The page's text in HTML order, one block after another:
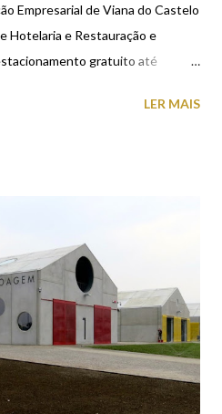
Empresarial de Viana do Castelo
Hotelaria e Restauração e
gratuito até
e domingos, durante
de estacionamento isentos
domingos durante todo o dia e de
20.00 e as 02.00, que vão
Afonso III, Antigo Mercado,
Cais de Viana e 1.º Maio.
LER MAIS